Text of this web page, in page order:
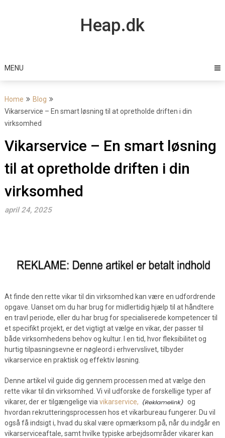
Heap.dk
MENU
Home
Blog
Vikarservice – En smart løsning til at opretholde driften i din
virksomhed
Vikarservice – En smart løsning
til at opretholde driften i din
virksomhed
april 24, 2025
At finde den rette vikar til din virksomhed kan være en udfordrende
opgave. Uanset om du har brug for midlertidig hjælp til at håndtere
en travl periode, eller du har brug for specialiserede kompetencer til
et specifikt projekt, er det vigtigt at vælge en vikar, der passer til
både virksomhedens behov og kultur. I en tid, hvor fleksibilitet og
hurtig tilpasningsevne er nøgleord i erhvervslivet, tilbyder
vikarservice en praktisk og effektiv løsning.
Denne artikel vil guide dig gennem processen med at vælge den
rette vikar til din virksomhed. Vi vil udforske de forskellige typer af
vikarer, der er tilgængelige via vikarservice,
og
hvordan rekrutteringsprocessen hos et vikarbureau fungerer. Du vil
også få indsigt i, hvad du skal være opmærksom på, når du indgår en
vikarserviceaftale, samt hvilke typiske arbejdsområder vikarer kan